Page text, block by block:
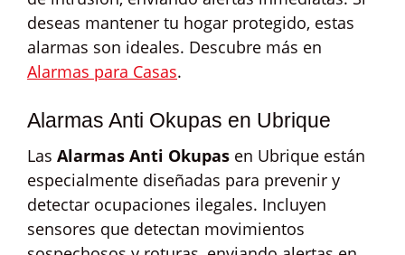
deseas mantener tu hogar protegido, estas
alarmas son ideales. Descubre más en
Alarmas para Casas.
Alarmas Anti Okupas en Ubrique
Las Alarmas Anti Okupas en Ubrique están
especialmente diseñadas para prevenir y
detectar ocupaciones ilegales. Incluyen
sensores que detectan movimientos